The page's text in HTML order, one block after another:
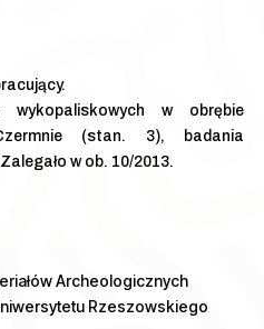
w obrębie
(stan. 3), badania
w ob. 10/2013.
Archeologicznych
Rzeszowskiego